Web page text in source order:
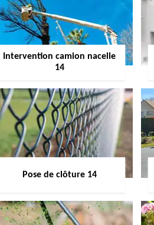
Intervention camion nacelle
14
Pose de clôture 14